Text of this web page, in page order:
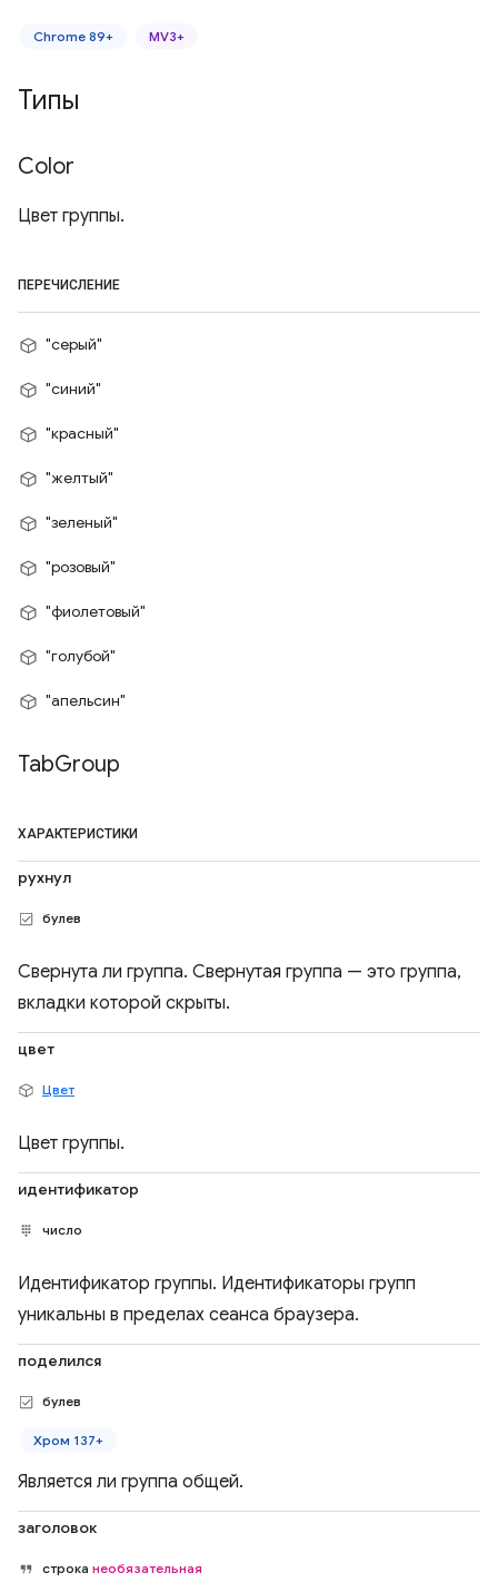
Chrome 89+ MV3+
Типы
Color
Цвет группы.
ПЕРЕЧИСЛЕНИЕ
"серый"
"синий"
"красный"
"желтый"
"зеленый"
"розовый"
"фиолетовый"
"голубой"
"апельсин"
TabGroup
ХАРАКТЕРИСТИКИ
рухнул
булев
Свернута ли группа. Свернутая группа — это группа,
вкладки которой скрыты.
цвет
Цвет
Цвет группы.
идентификатор
число
Идентификатор группы. Идентификаторы групп
уникальны в пределах сеанса браузера.
поделился
булев
Хром 137+
Является ли группа общей.
заголовок
строка необязательная